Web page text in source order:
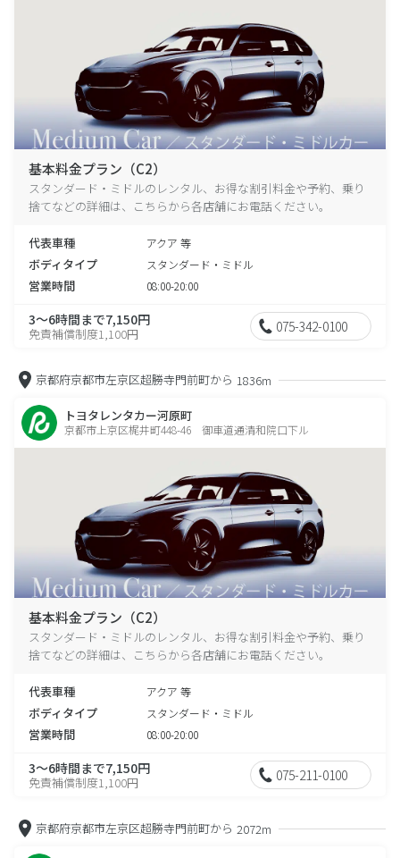
基本料金プラン（C2）
スタンダード・ミドルのレンタル、お得な割引料金や予約、乗り
捨てなどの詳細は、こちらから各店舗にお電話ください。
代表車種 アクア 等
ボディタイプ スタンダード・ミドル
営業時間 08:00-20:00
3～6時間まで7,150円
免責補償制度1,100円 075-342-0100
京都府京都市左京区超勝寺門前町から 1836m
トヨタレンタカー河原町
京都市上京区梶井町448-46 御車道通清和院口下ル
基本料金プラン（C2）
スタンダード・ミドルのレンタル、お得な割引料金や予約、乗り
捨てなどの詳細は、こちらから各店舗にお電話ください。
代表車種 アクア 等
ボディタイプ スタンダード・ミドル
営業時間 08:00-20:00
3～6時間まで7,150円
免責補償制度1,100円 075-211-0100
京都府京都市左京区超勝寺門前町から 2072m